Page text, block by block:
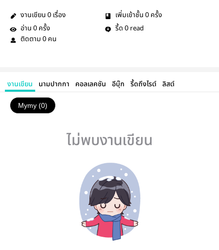
งานเขียน 0 เรื่อง เพิ่มเข้าชั้น 0 ครั้ง
อ่าน 0 ครั้ง รี้ด 0 read
ติดตาม 0 คน
งานเขียน นามปากกา คอลเลคชัน อีบุ๊ก รี้ดถึงไรต์ ลิสต์
Mymy (0)
ไม่พบงานเขียน